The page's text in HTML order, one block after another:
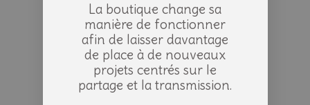
La boutique change sa
manière de fonctionner
afin de laisser davantage
de place à de nouveaux
projets centrés sur le
partage et la transmission.